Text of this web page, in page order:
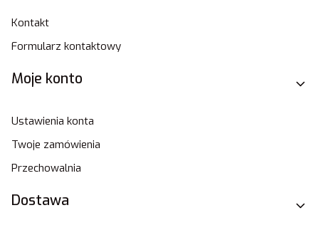
Kontakt
Formularz kontaktowy
Moje konto
Ustawienia konta
Twoje zamówienia
Przechowalnia
Dostawa